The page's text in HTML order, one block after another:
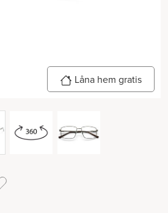
Låna hem gratis